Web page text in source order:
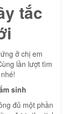
tắc
ở chị em
lần lượt tìm
sinh
đủ một phần